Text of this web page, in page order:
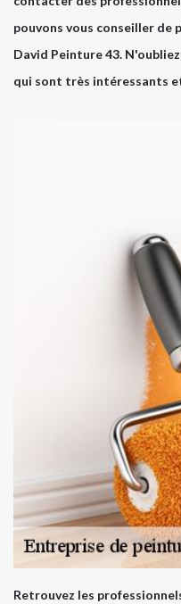
pouvons vous conseiller de
David Peinture 43.
qui sont très intéressants
Retrouvez les